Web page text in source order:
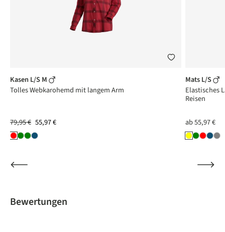
Kasen L/S M
Tolles Webkarohemd mit langem Arm
79,95 € 55,97 €
Mats L/S
Elastisches
Reisen
ab55,97 €
Bewertungen